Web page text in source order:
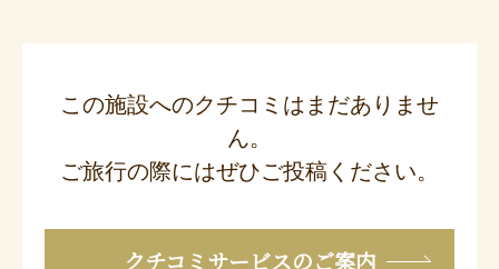
この施設へのクチコミはまだありませ
ん。
ご旅行の際にはぜひご投稿ください。
クチコミサービスのご案内